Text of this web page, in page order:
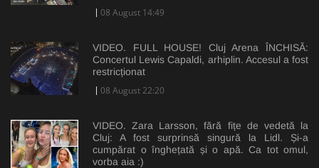
08 August 14:49
VIDEO. FULL HOUSE! Cluj Arena ÎNCHISĂ:
Concertul Lewis Capaldi, arhiplin. Accesul a fost
restricționat
08 August 22:20
VIDEO. Zara Larsson, fără fițe de vedetă la
Cluj: A fost surprinsă singură la Lidl. Și-a
cumpărat o înghețată și o apă. Ca tot omul,
vorba aia :)